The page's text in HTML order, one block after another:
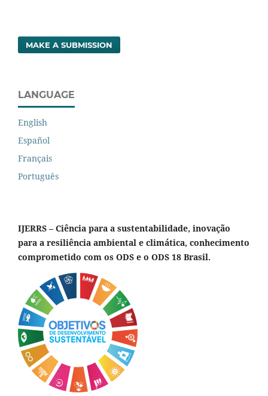
MAKE A SUBMISSION
LANGUAGE
English
Español
Français
Português
IJERRS – Ciência para a sustentabilidade, inovação
para a resiliência ambiental e climática, conhecimento
comprometido com os ODS e o ODS 18 Brasil.